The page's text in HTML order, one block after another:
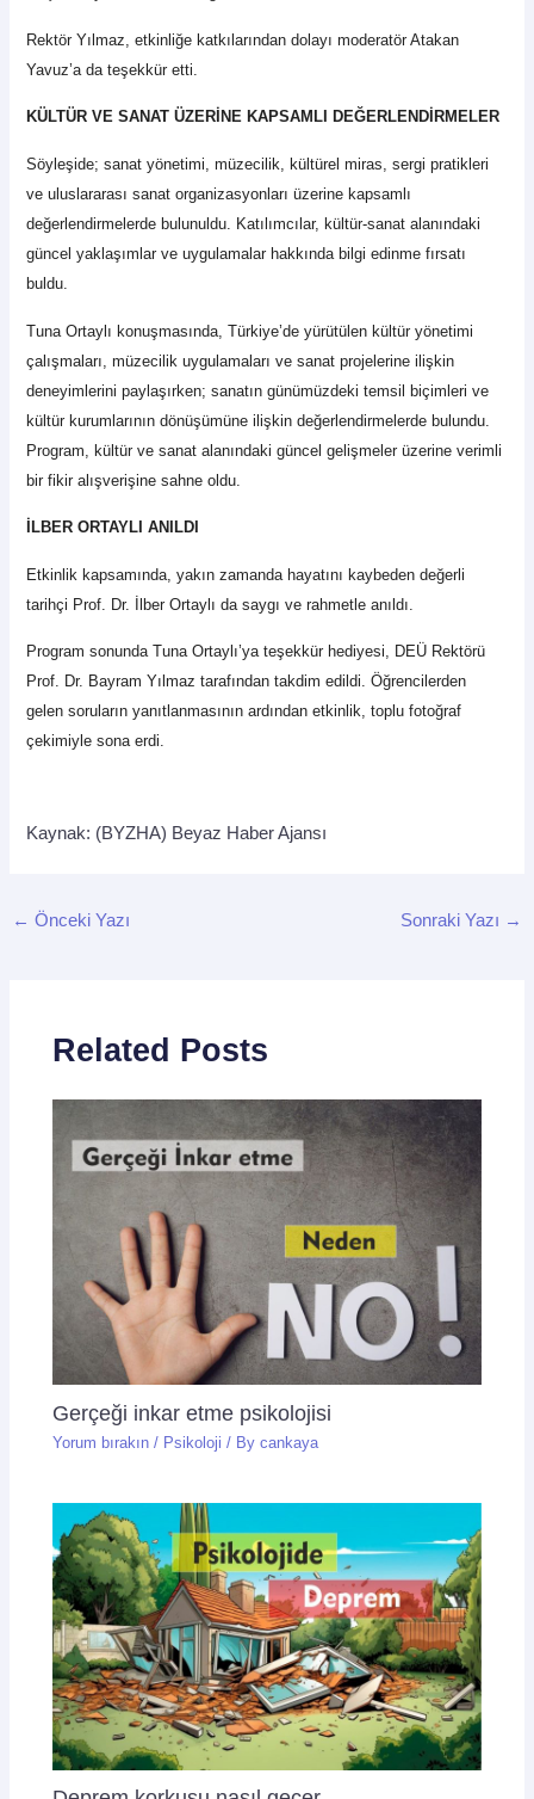
Rektör Yılmaz, etkinliğe katkılarından dolayı moderatör Atakan
Yavuz’a da teşekkür etti.
KÜLTÜR VE SANAT ÜZERİNE KAPSAMLI DEĞERLENDİRMELER
Söyleşide; sanat yönetimi, müzecilik, kültürel miras, sergi pratikleri
ve uluslararası sanat organizasyonları üzerine kapsamlı
değerlendirmelerde bulunuldu. Katılımcılar, kültür-sanat alanındaki
güncel yaklaşımlar ve uygulamalar hakkında bilgi edinme fırsatı
buldu.
Tuna Ortaylı konuşmasında, Türkiye’de yürütülen kültür yönetimi
çalışmaları, müzecilik uygulamaları ve sanat projelerine ilişkin
deneyimlerini paylaşırken; sanatın günümüzdeki temsil biçimleri ve
kültür kurumlarının dönüşümüne ilişkin değerlendirmelerde bulundu.
Program, kültür ve sanat alanındaki güncel gelişmeler üzerine verimli
bir fikir alışverişine sahne oldu.
İLBER ORTAYLI ANILDI
Etkinlik kapsamında, yakın zamanda hayatını kaybeden değerli
tarihçi Prof. Dr. İlber Ortaylı da saygı ve rahmetle anıldı.
Program sonunda Tuna Ortaylı’ya teşekkür hediyesi, DEÜ Rektörü
Prof. Dr. Bayram Yılmaz tarafından takdim edildi. Öğrencilerden
gelen soruların yanıtlanmasının ardından etkinlik, toplu fotoğraf
çekimiyle sona erdi.
Kaynak: (BYZHA) Beyaz Haber Ajansı
← Önceki Yazı Sonraki Yazı →
Related Posts
Gerçeği inkar etme psikolojisi
Yorum bırakın / Psikoloji / Bycankaya